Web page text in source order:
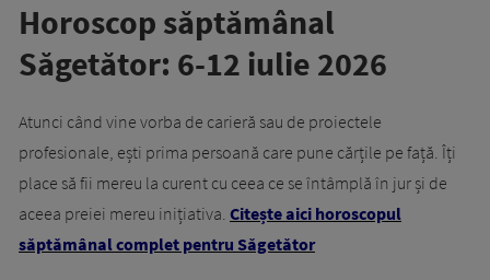
Horoscop săptămânal
Săgetător: 6-12 iulie 2026
Atunci când vine vorba de carieră sau de proiectele
profesionale, ești prima persoană care pune cărțile pe față. Îți
place să fii mereu la curent cu ceea ce se întâmplă în jur și de
aceea preiei mereu inițiativa. Citește aici horoscopul
săptămânal complet pentru Săgetător